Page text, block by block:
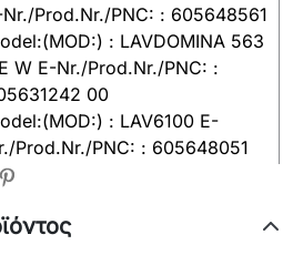
Nr./Prod.Nr./PNC: : 605648561
: LAVDOMINA 563
W E-Nr./Prod.Nr./PNC: :
00
: LAV6100 E-
Prod.Nr./PNC: : 605648051